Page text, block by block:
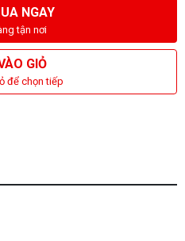
NGAY
tận nơi
GIỎ
để chọn tiếp